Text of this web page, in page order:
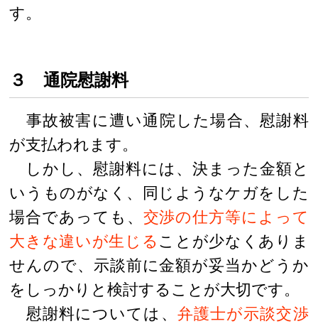
す。
３ 通院慰謝料
事故被害に遭い通院した場合、慰謝料
が支払われます。
しかし、慰謝料には、決まった金額と
いうものがなく、同じようなケガをした
場合であっても、 交渉の仕方等によって
大きな違いが生じる ことが少なくありま
せんので、示談前に金額が妥当かどうか
をしっかりと検討することが大切です。
慰謝料については、 弁護士が示談交渉